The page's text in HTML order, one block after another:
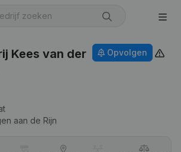
Kees van der
aan de Rijn
Opvolgen